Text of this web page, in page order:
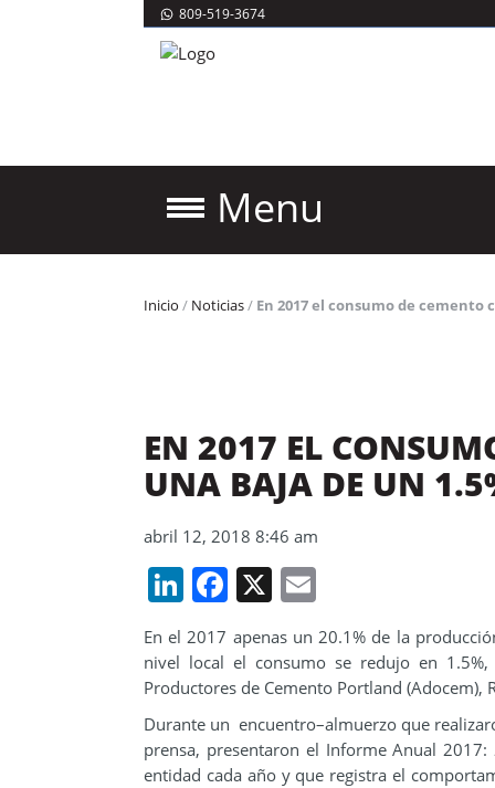
809-519-3674
Menu
Inicio / Noticias/ En 2017 el consumo de cemento
EN 2017 EL
UNA BAJA DE UN
abril 12, 2018 8:46 am
LinkedIn
Facebook
X
En el 2017 apenas un 20.1% de la
nivel local el consumo se redujo en
Productores de Cemento Portland (Adocem),
Durante un encuentro–almuerzo que
prensa, presentaron el Informe Anual 2017:
entidad cada año y que registra el